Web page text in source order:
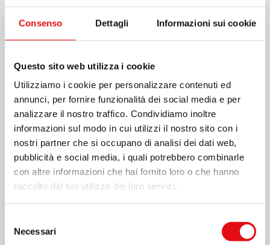
Consenso Dettagli Informazioni sui cookie
Questo sito web utilizza i cookie
Utilizziamo i cookie per personalizzare contenuti ed
annunci, per fornire funzionalità dei social media e per
analizzare il nostro traffico. Condividiamo inoltre
informazioni sul modo in cui utilizzi il nostro sito con i
nostri partner che si occupano di analisi dei dati web,
pubblicità e social media, i quali potrebbero combinarle
con altre informazioni che hai fornito loro o che hanno
raccolto dal tuo utilizzo dei loro servizi.
delNecessari